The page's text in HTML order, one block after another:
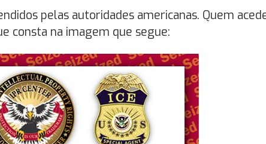
pelas autoridades americanas. Quem
consta na imagem que segue: